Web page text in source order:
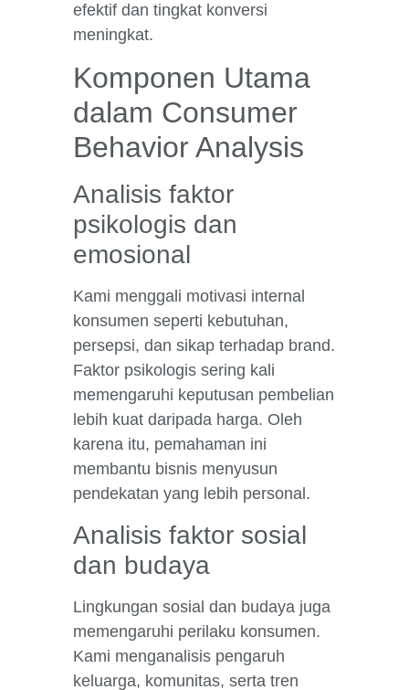
efektif dan tingkat konversi
meningkat.
Komponen Utama
dalam Consumer
Behavior Analysis
Analisis faktor
psikologis dan
emosional
Kami menggali motivasi internal
konsumen seperti kebutuhan,
persepsi, dan sikap terhadap brand.
Faktor psikologis sering kali
memengaruhi keputusan pembelian
lebih kuat daripada harga. Oleh
karena itu, pemahaman ini
membantu bisnis menyusun
pendekatan yang lebih personal.
Analisis faktor sosial
dan budaya
Lingkungan sosial dan budaya juga
memengaruhi perilaku konsumen.
Kami menganalisis pengaruh
keluarga, komunitas, serta tren